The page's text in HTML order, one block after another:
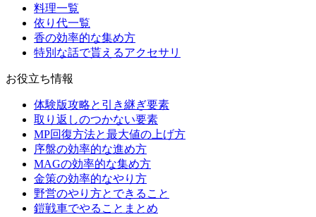
料理一覧
依り代一覧
香の効率的な集め方
特別な話で貰えるアクセサリ
お役立ち情報
体験版攻略と引き継ぎ要素
取り返しのつかない要素
MP回復方法と最大値の上げ方
序盤の効率的な進め方
MAGの効率的な集め方
金策の効率的なやり方
野営のやり方とできること
鎧戦車でやることまとめ